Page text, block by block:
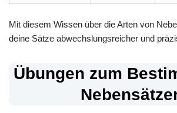
Mit diesem Wissen über die Arten von
deine Sätze abwechslungsreicher und
Übungen zum